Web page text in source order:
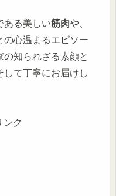
ある美しい筋肉や、
の心温まるエピソー
の知られざる素顔と
して丁寧にお届けし
ンク